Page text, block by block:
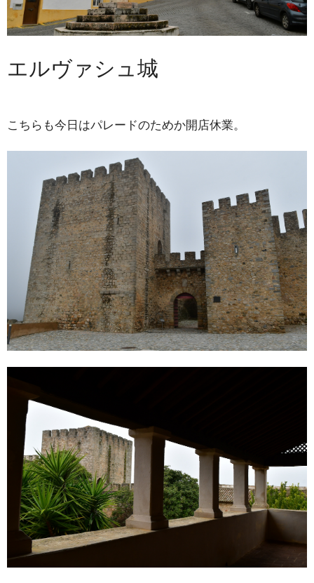
エルヴァシュ城
こちらも今日はパレードのためか開店休業。